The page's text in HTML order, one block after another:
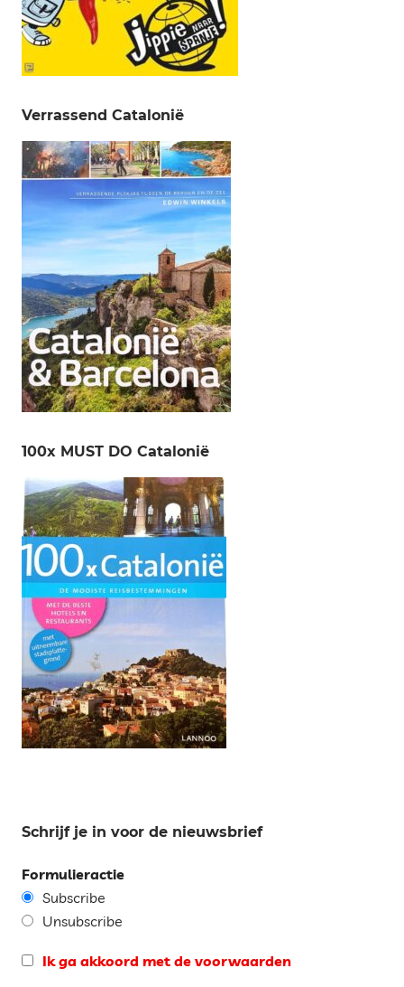
Verrassend Catalonië
100x MUST DO Catalonië
Schrijf je in voor de nieuwsbrief
Formulieractie
Subscribe
Unsubscribe
Ik ga akkoord met de voorwaarden